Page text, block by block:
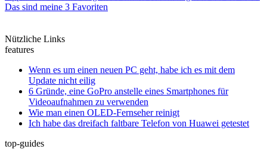
Das sind meine 3 Favoriten
Nützliche Links
features
Wenn es um einen neuen PC geht, habe ich es mit dem
Update nicht eilig
6 Gründe, eine GoPro anstelle eines Smartphones für
Videoaufnahmen zu verwenden
Wie man einen OLED-Fernseher reinigt
Ich habe das dreifach faltbare Telefon von Huawei getestet
top-guides